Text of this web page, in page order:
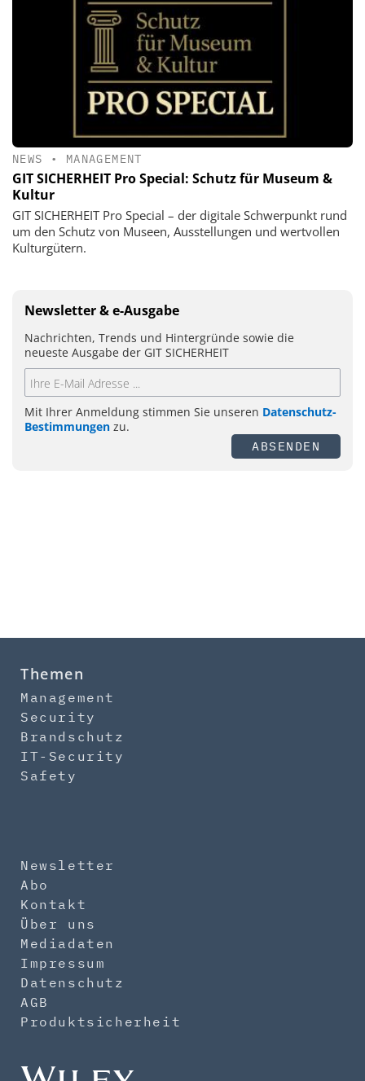
NEWS • MANAGEMENT
GIT SICHERHEIT Pro Special: Schutz für Museum &
Kultur
GIT SICHERHEIT Pro Special – der digitale Schwerpunkt rund
um den Schutz von Museen, Ausstellungen und wertvollen
Kulturgütern.
Newsletter & e-Ausgabe
Nachrichten, Trends und Hintergründe sowie die
neueste Ausgabe der GIT SICHERHEIT
Mit Ihrer Anmeldung stimmen Sie unseren Datenschutz-
Bestimmungen zu.
ABSENDEN
Themen
Management
Security
Brandschutz
IT-Security
Safety
Newsletter
Abo
Kontakt
Über uns
Mediadaten
Impressum
Datenschutz
AGB
Produktsicherheit